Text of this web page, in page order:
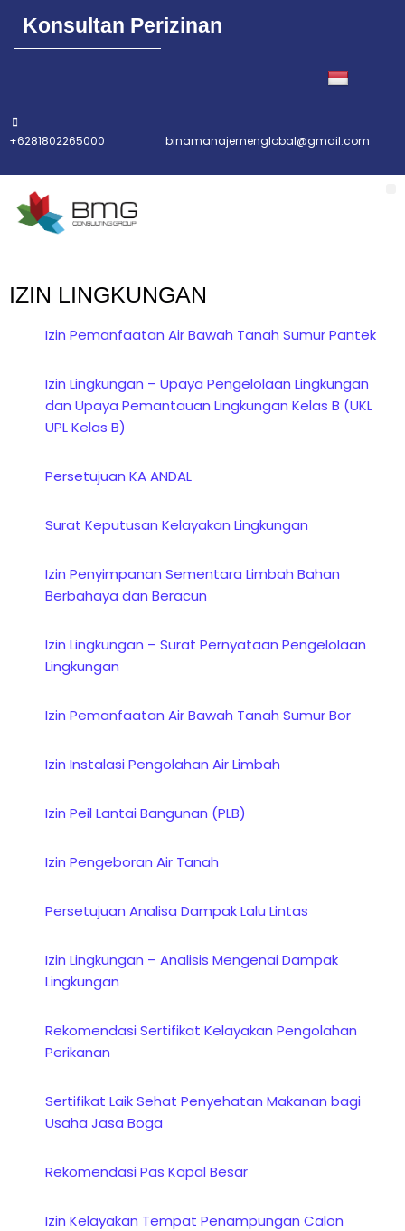
Konsultan Perizinan
+6281802265000 binamanajemenglobal@gmail.com
IZIN LINGKUNGAN
Izin Pemanfaatan Air Bawah Tanah Sumur Pantek
Izin Lingkungan – Upaya Pengelolaan Lingkungan
dan Upaya Pemantauan Lingkungan Kelas B (UKL
UPL Kelas B)
Persetujuan KA ANDAL
Surat Keputusan Kelayakan Lingkungan
Izin Penyimpanan Sementara Limbah Bahan
Berbahaya dan Beracun
Izin Lingkungan – Surat Pernyataan Pengelolaan
Lingkungan
Izin Pemanfaatan Air Bawah Tanah Sumur Bor
Izin Instalasi Pengolahan Air Limbah
Izin Peil Lantai Bangunan (PLB)
Izin Pengeboran Air Tanah
Persetujuan Analisa Dampak Lalu Lintas
Izin Lingkungan – Analisis Mengenai Dampak
Lingkungan
Rekomendasi Sertifikat Kelayakan Pengolahan
Perikanan
Sertifikat Laik Sehat Penyehatan Makanan bagi
Usaha Jasa Boga
Rekomendasi Pas Kapal Besar
Izin Kelayakan Tempat Penampungan Calon